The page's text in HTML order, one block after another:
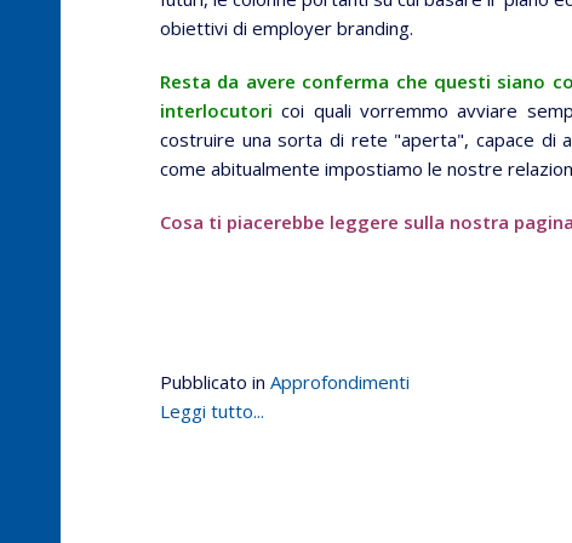
obiettivi di employer branding.
Resta da avere conferma che questi siano
interlocutori coi quali vorremmo avviare
costruire una sorta di rete "aperta", capace di
come abitualmente impostiamo le nostre
Cosa ti piacerebbe leggere sulla nostra
Pubblicato in Approfondimenti
Leggi tutto...